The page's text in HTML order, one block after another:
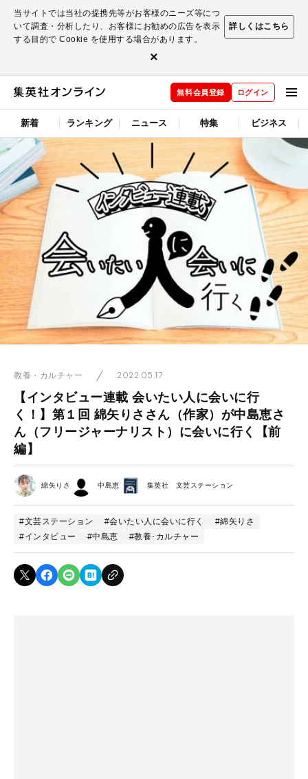
当サイトでは当社の提携先等がお客様のニーズ等につ
いて調査・分析したり、お客様にお勧めの広告を表示
する目的で Cookie を使用する場合があります。
詳しくはこちら
×
無料会員登録 ログイン
新着 ランキング ニュース 特集 ビジネス
教養・カルチャー 2022.05.17
【インタビュー連載 会いたい人に会いに行
く！】第１回 綿矢りささん（作家）が中島恵さ
ん（フリージャーナリスト）に会いに行く【前
編】
綿矢りさ 中島恵 集英社 文芸ステーション
#文芸ステーション #会いたい人に会いに行く
#綿矢りさ
#インタビュー
#中島恵 #教養･カルチャー